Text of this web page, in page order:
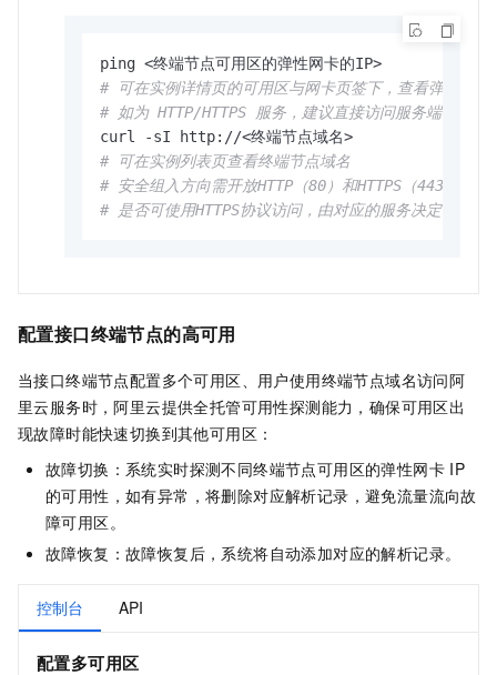
# 可在实例详情页的可用区与网卡页签下，查看弹性网
# 如为 HTTP/HTTPS 服务，建议直接访问服务端口
# 可在实例列表页查看终端节点域名
# 安全组入方向需开放HTTP（80）和HTTPS（443）端
# 是否可使用HTTPS协议访问，由对应的服务决定。
配置接口终端节点的高可用
当接口终端节点配置多个可用区、用户使用终端节点域名访问阿
里云服务时，阿里云提供全托管可用性探测能力，确保可用区出
现故障时能快速切换到其他可用区：
故障切换：系统实时探测不同终端节点可用区的弹性网卡 IP
的可用性，如有异常，将删除对应解析记录，避免流量流向故
障可用区。
故障恢复：故障恢复后，系统将自动添加对应的解析记录。
控制台 API
配置多可用区